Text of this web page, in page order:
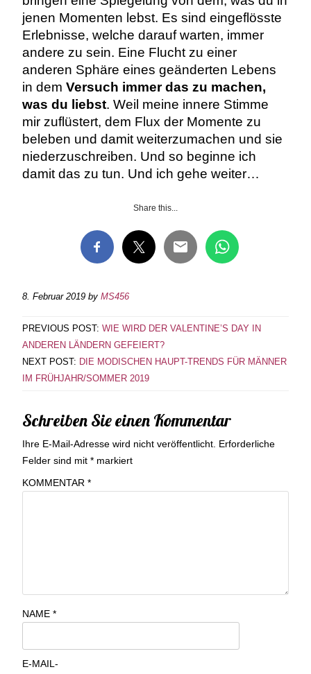
jenen Momenten lebst. Es sind eingeflösste
Erlebnisse, welche darauf warten, immer
andere zu sein. Eine Flucht zu einer
anderen Sphäre eines geänderten Lebens
in dem Versuch immer das zu machen,
was du liebst. Weil meine innere Stimme
mir zuflüstert, dem Flux der Momente zu
beleben und damit weiterzumachen und sie
niederzuschreiben. Und so beginne ich
damit das zu tun. Und ich gehe weiter…
Share this...
8. Februar 2019 by MS456
PREVIOUS POST: WIE WIRD DER VALENTINE’S DAY IN
ANDEREN LÄNDERN GEFEIERT?
NEXT POST: DIE MODISCHEN HAUPT-TRENDS FÜR MÄNNER
IM FRÜHJAHR/SOMMER 2019
Schreiben Sie einen Kommentar
Ihre E-Mail-Adresse wird nicht veröffentlicht. Erforderliche
Felder sind mit * markiert
KOMMENTAR *
NAME *
E-MAIL-